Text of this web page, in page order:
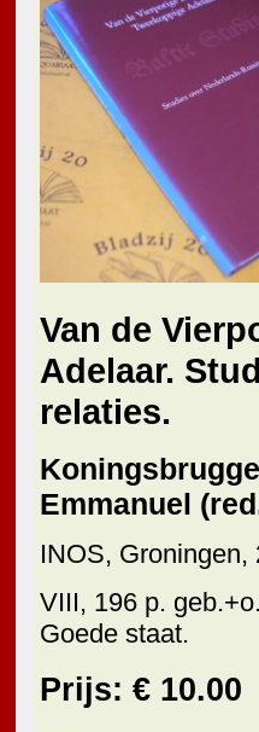
Van de
Adelaar.
relaties.
Emmanuel
INOS, Groningen,
VIII, 196 p.
Goede staat.
Prijs: € 10.00